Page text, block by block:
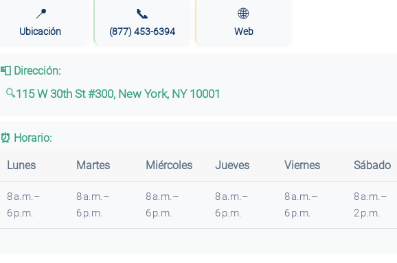
📍
Ubicación
📞
(877) 453-6394
🌐
Web
📮 Dirección:
115 W 30th St #300, New York, NY 10001
⏰ Horario:
Lunes Martes Miércoles Jueves Viernes Sábado
8 a.m.–
6 p.m.
8 a.m.–
6 p.m.
8 a.m.–
6 p.m.
8 a.m.–
6 p.m.
8 a.m.–
6 p.m.
8 a.m.–
2 p.m.